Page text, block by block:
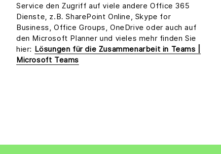
Service den Zugriff auf viele andere Office 365
Dienste, z.B. SharePoint Online, Skype for
Business, Office Groups, OneDrive oder auch auf
den Microsoft Planner und vieles mehr finden Sie
hier: Lösungen für die Zusammenarbeit in Teams |
Microsoft Teams